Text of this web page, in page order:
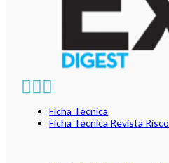
Ficha Técnica
Ficha Técnica Revista Risco